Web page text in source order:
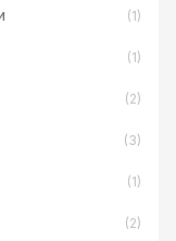
(1)
(1)
(2)
(3)
(1)
(2)